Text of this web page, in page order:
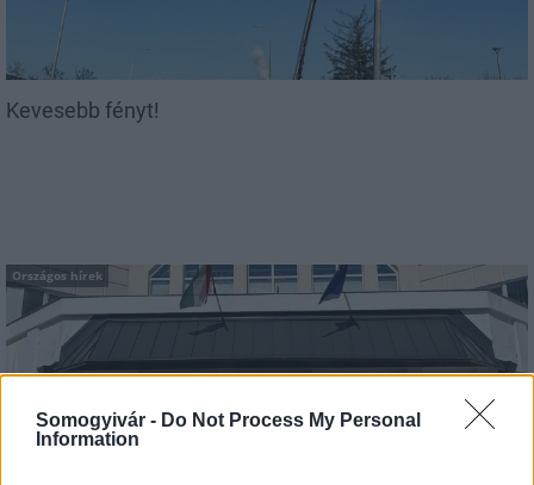
Somogyivár - Do Not Process My Personal
Information
Kevesebb fényt!
Országos hírek